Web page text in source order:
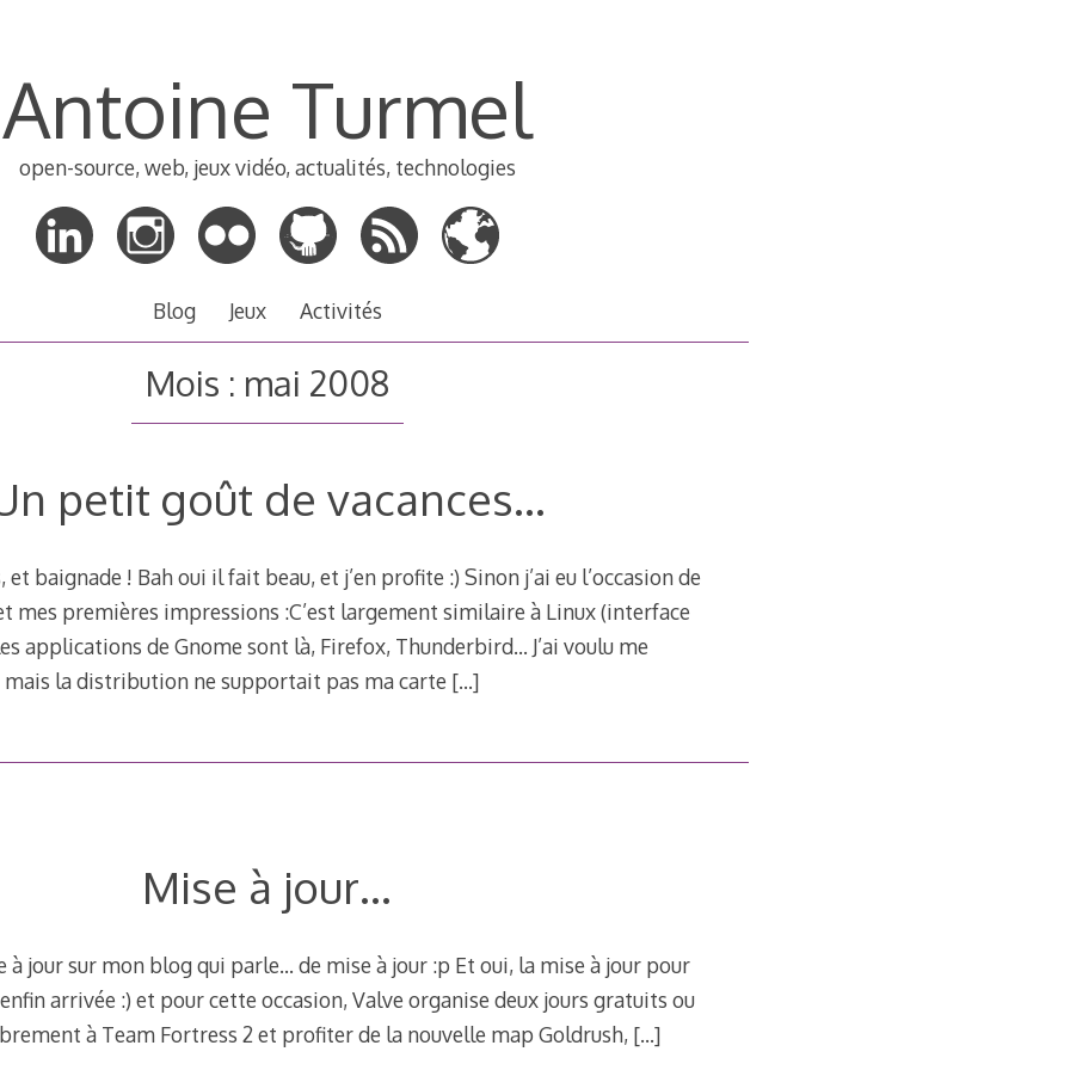
Antoine Turmel
open-source, web, jeux vidéo, actualités, technologies
Blog Jeux Activités
Mois : mai 2008
petit goût de vacances…
et baignade ! Bah oui il fait beau, et j’en profite :) Sinon j’ai eu l’occasion de
mes premières impressions :C’est largement similaire à Linux (interface
applications de Gnome sont là, Firefox, Thunderbird… J’ai voulu me
la distribution ne supportait pas ma carte […]
Mise à jour…
à jour sur mon blog qui parle… de mise à jour :p Et oui, la mise à jour pour
arrivée :) et pour cette occasion, Valve organise deux jours gratuits ou
à Team Fortress 2 et profiter de la nouvelle map Goldrush, […]